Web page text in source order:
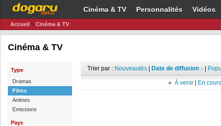
Cinéma & TV Personnalités Vidéos
Accueil » Cinéma & TV
Cinéma & TV
Type
Dramas
Films
Animes
Emissions
Pays
Trier par : Nouveautés Date de diffusion ↓
» À venir En